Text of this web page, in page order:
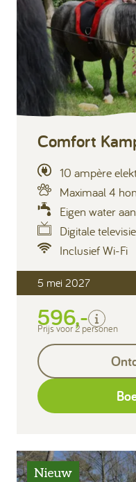
Comfort
10 ampère
Maximaal 4
Eigen water
Digitale televisie
Inclusief Wi-Fi
5 mei 2027
596,-
Prijs voor 2 personen
Nieuw